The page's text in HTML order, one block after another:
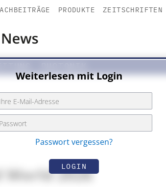
PRODUKTE ZEITSCHRIFTEN
World 2026
Weiterlesen mit Login
Passwort vergessen?
LOGIN